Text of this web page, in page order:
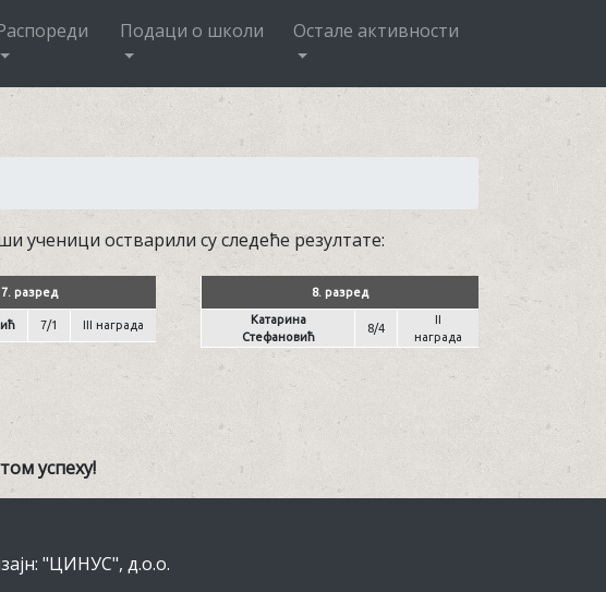
Подаци о школи Остале активности
остварили су следеће резултате:
7. разред
7/1 III награда
8. разред
Катарина
Стефановић
8/4
II
награда
успеху!
"ЦИНУС", д.о.о.